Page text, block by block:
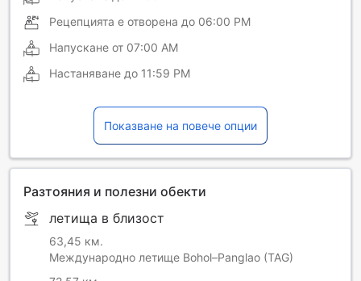
Рецепцията е отворена до 06:00 PM
Напускане от 07:00 AM
Настаняване до 11:59 PM
Показване на повече опции
Разтояния и полезни обекти
летища в близост
63,45 км.
Международно летище Bohol–Panglao (TAG)